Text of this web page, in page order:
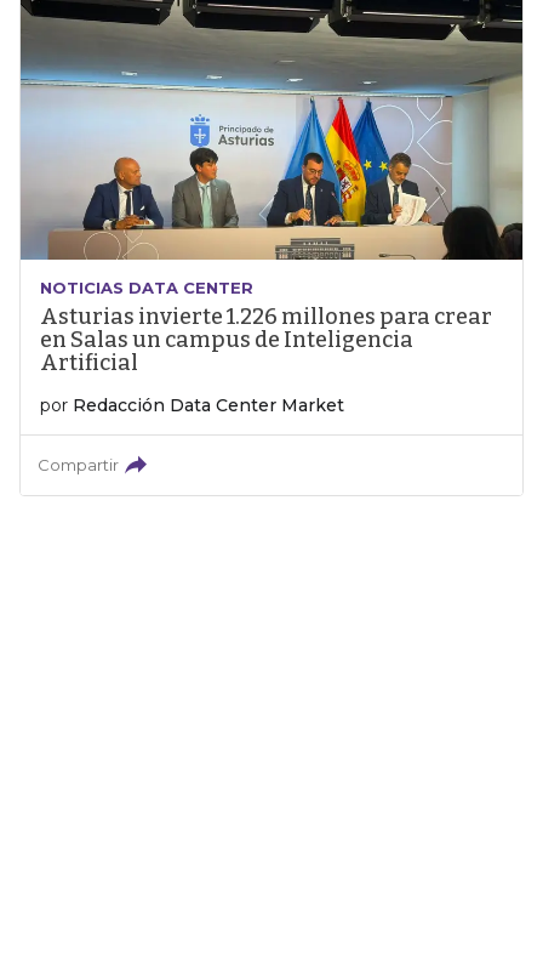
NOTICIAS DATA CENTER
Asturias invierte 1.226 millones para crear
en Salas un campus de Inteligencia
Artificial
por Redacción Data Center Market
Compartir